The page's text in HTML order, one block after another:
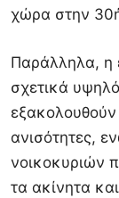
χώρα στην
Παράλληλα, η
σχετικά
ανισότητες,
νοικοκυριών
τα ακίνητα